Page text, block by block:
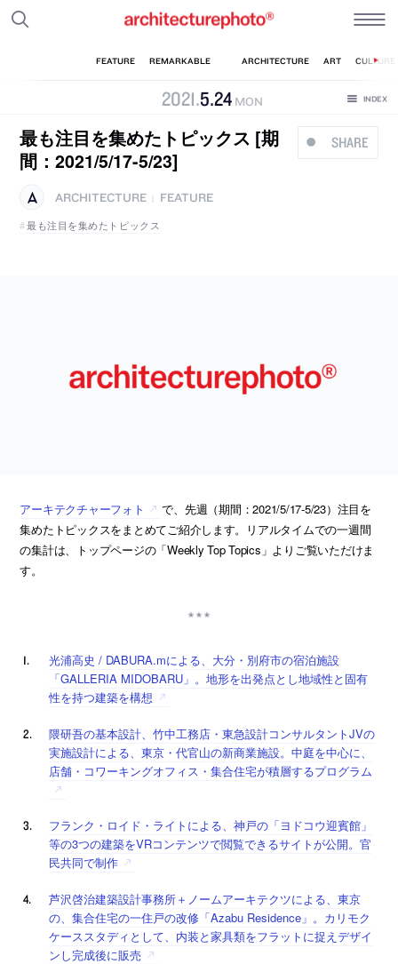
2021.5.24 MON
SHARE
最も注目を集めたトピックス [期
間：2021/5/17-5/23]
ARCHITECTURE
FEATURE
最も注目を集めたトピックス
アーキテクチャーフォト
で、先週（期間：2021/5/17-5/23）注目を
集めたトピックスをまとめてご紹介します。リアルタイムでの一週間
の集計は、トップページの「Weekly Top Topics」よりご覧いただけま
す。
光浦高史 / DABURA.mによる、大分・別府市の宿泊施設
「GALLERIA MIDOBARU」。地形を出発点とし地域性と固有
性を持つ建築を構想
隈研吾の基本設計、竹中工務店・東急設計コンサルタントJVの
実施設計による、東京・代官山の新商業施設。中庭を中心に、
店舗・コワーキングオフィス・集合住宅が積層するプログラム
フランク・ロイド・ライトによる、神戸の「ヨドコウ迎賓館」
等の3つの建築をVRコンテンツで閲覧できるサイトが公開。官
民共同で制作
芦沢啓治建築設計事務所＋ノームアーキテクツによる、東京
の、集合住宅の一住戸の改修「Azabu Residence」。カリモク
ケーススタディとして、内装と家具類をフラットに捉えデザイ
ンし完成後に販売